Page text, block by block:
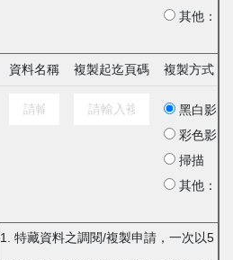
其他：
資料名稱 複製起迄頁碼 複製方式
黑白影印
彩色影印
掃描
其他：
1. 特藏資料之調閱/複製申請，一次以5